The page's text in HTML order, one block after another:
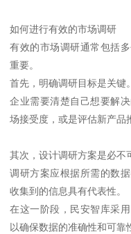
如何进行有效的市场调研
有效的市场调研通常包括
重要。
首先，明确调研目标是关键。
企业需要清楚自己想要解
场接受度，或是评估新产品
其次，设计调研方案是必不
调研方案应根据所需的数
收集到的信息具有代表性。
在这一阶段，民安智库采
以确保数据的准确性和可靠